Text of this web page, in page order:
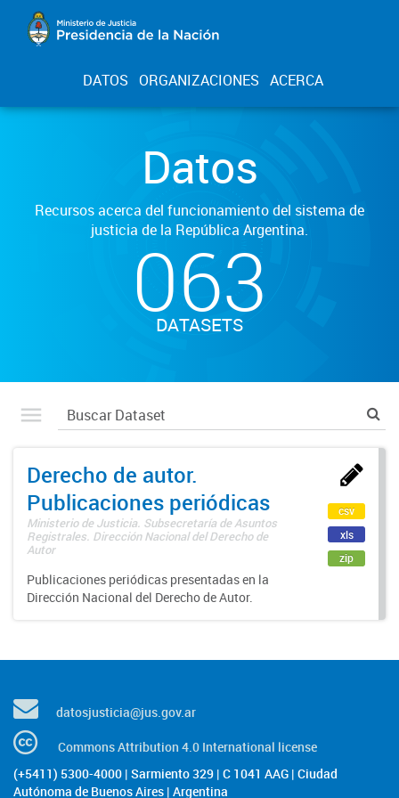
DATOS ORGANIZACIONES ACERCA
Datos
Recursos acerca del funcionamiento del sistema de
justicia de la República Argentina.
063
DATASETS
Derecho de autor.
Publicaciones periódicas
Ministerio de Justicia. Subsecretaría de Asuntos
Registrales. Dirección Nacional del Derecho de
Autor
Publicaciones periódicas presentadas en la
Dirección Nacional del Derecho de Autor.
csv
xls
zip
datosjusticia@jus.gov.ar
Commons Attribution 4.0 International license
(+5411) 5300-4000 | Sarmiento 329 | C 1041 AAG | Ciudad
Autónoma de Buenos Aires | Argentina